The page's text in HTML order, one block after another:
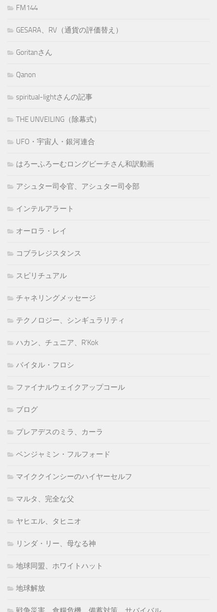
FM144
GESARA、RV（通貨の評価替え）
Goritanさん
Qanon
spiritual-lightさんの記事
THE UNVEILING（除幕式）
UFO・宇宙人・銀河連合
はろーふろーむロングビーチさん和訳動画
アシュター司令官、アシュター司令部
インテルアラート
オーロラ・レイ
コブラレジスタンス
スピリチュアル
チャネリングメッセージ
テクノロジー、シンギュラリティ
ハカン、チュニア、R'Kok
バイタル・フロシ
ファイナルウェイクアップコール
ブログ
プレアデスのミラ、カーラ
ベンジャミン・フルフォード
マイククインシーのハイヤーセルフ
マルタ、完全な父
ヤヒエル、タヒニオ
リンダ・リー、母なる神
地球同盟、ホワイトハット
地球解放